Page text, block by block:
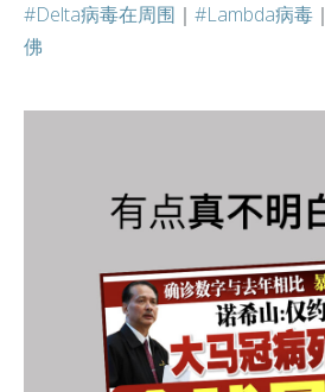
#Delta病毒在周围 ｜ #Lambda病毒 ｜
佛